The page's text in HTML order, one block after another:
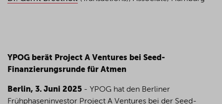
YPOG berät Project A Ventures bei Seed-
Finanzierungsrunde für Atmen
Berlin, 3. Juni 2025 - YPOG hat den Berliner
Frühphaseninvestor Project A Ventures bei der Seed-